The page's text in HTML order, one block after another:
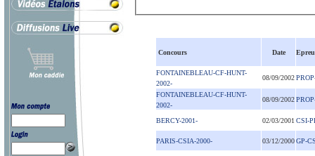
Concours Date
FONTAINEBLEAU-CF-HUNT-
2002-
08/09/2002
FONTAINEBLEAU-CF-HUNT-
2002-
08/09/2002
BERCY-2001- 02/03/2001 CSI-
PARIS-CSIA-2000- 03/12/2000GP-